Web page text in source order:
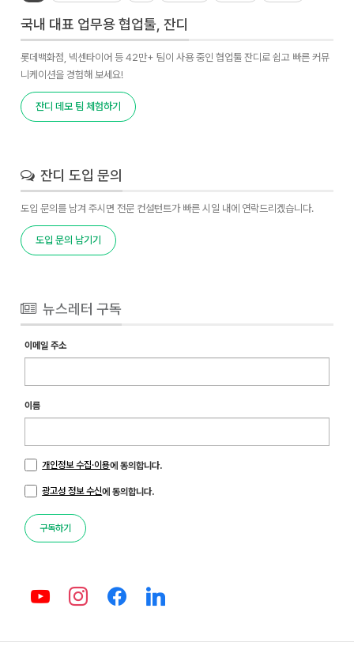
국내 대표 업무용 협업툴, 잔디
롯데백화점, 넥센타이어 등 42만+ 팀이 사용 중인 협업툴 잔디로 쉽고 빠른 커뮤
니케이션을 경험해 보세요!
잔디 데모 팀 체험하기
잔디 도입 문의
도입 문의를 남겨 주시면 전문 컨설턴트가 빠른 시일 내에 연락드리겠습니다.
도입 문의 남기기
뉴스레터 구독
이메일 주소
이름
개인정보 수집·이용에 동의합니다.
광고성 정보 수신에 동의합니다.
구독하기